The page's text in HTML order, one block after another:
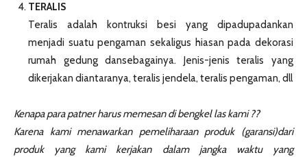
TERALIS
Teralis adalah kontruksi besi yang dipadupadankan
menjadi suatu pengaman sekaligus hiasan pada dekorasi
rumah gedung dansebagainya. Jenis-jenis teralis yang
dikerjakan diantaranya, teralis jendela, teralis pengaman, dll
Kenapa para patner harus memesan di bengkel las kami ??
Karena kami menawarkan pemeliharaan produk (garansi)dari
produk yang kami kerjakan dalam jangka waktu yang